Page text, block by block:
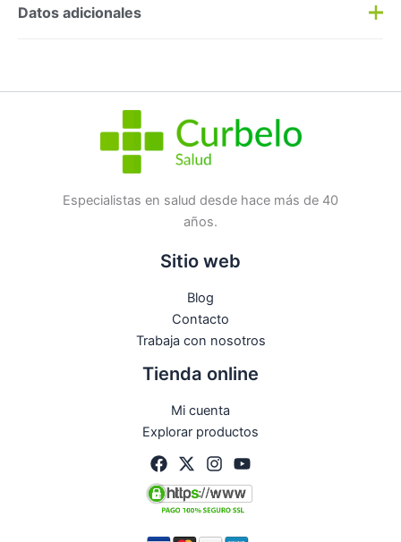
Preguntas y respuestas
No hay preguntas todavía
Datos adicionales
Especialistas en salud desde hace más de 40
años.
Sitio web
Blog
Contacto
Trabaja con nosotros
Tienda online
Mi cuenta
Explorar productos